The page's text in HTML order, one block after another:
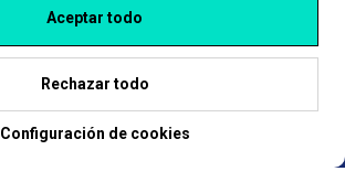
Política de privacidad
Aceptar todo
Rechazar todo
Configuración de cookies